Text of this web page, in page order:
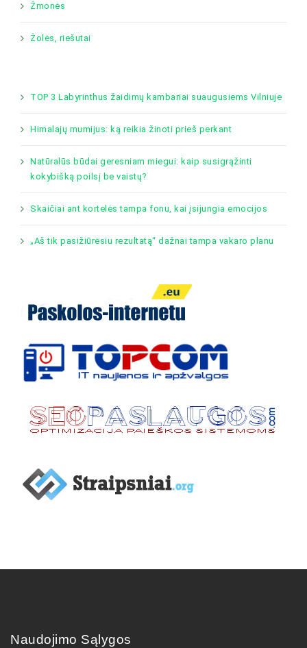
Žmonės
Žolės, riešutai
TOP 3 Labyrinthus žaidimų kambariai suaugusiems Vilniuje
Himalajų mumijus: ką reikia žinoti prieš perkant
Natūralūs būdai geresniam miegui: kaip susigrąžinti
kokybišką poilsį be vaistų?
Skaičiai ant kortelės tampa fonu, kai įsijungia emocijos
„Aš tik pasižiūrėsiu rezultatą“ dažnai tampa vakaro planu
Naudojimo Sąlygos